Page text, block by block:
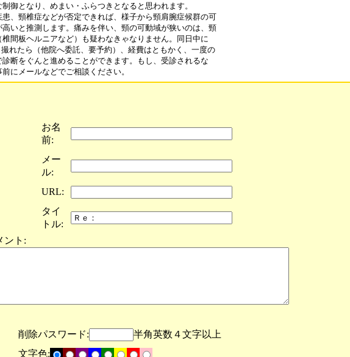
制御となり、めまい・ふらつきとなると思われます。
患、頸椎症などが否定できれば、様子から頸肩腕症候群の可
高いと推測します。痛みを伴い、頸の可動域が狭いのは、頸
椎間板ヘルニアなど）も疑わなきゃなりません。同日中に
れたら（他院へ委託、要予約）、経費はともかく、一度の
診断をぐんと進めることができます。もし、受診されるな
にメールなどでご相談ください。
お名
前:
メー
ル:
URL:
タイ
トル:
ント:
削除パスワード:
半角英数４文字以上
文字色: